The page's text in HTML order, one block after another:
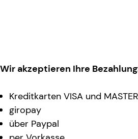
Wir akzeptieren Ihre
Kreditkarten VISA und MASTER
giropay
über Paypal